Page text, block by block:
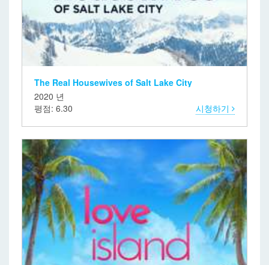
The Real Housewives of Salt Lake City
2020 년
평점: 6.30
시청하기